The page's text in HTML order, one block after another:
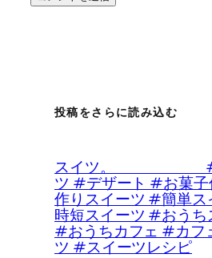
投稿をさらに読み込む
スイツ。 #
ツ #デザート #お菓
作りスイーツ #簡単
時短スイーツ #おうち
#おうちカフェ #カフ
ツ #スイーツレシピ